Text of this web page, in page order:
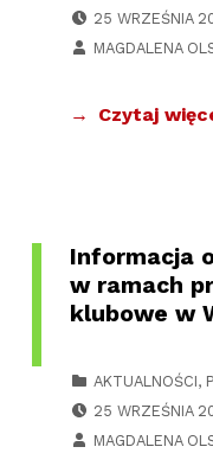
25 WRZEŚNIA
MAGDALENA
Czytaj
Informacja
w ramach
klubowe w
AKTUALNOŚCI,
25 WRZEŚNIA
MAGDALENA